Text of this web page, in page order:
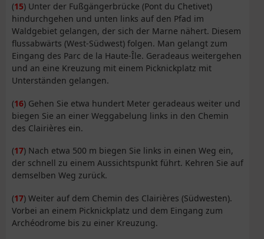
(15) Unter der Fußgängerbrücke (Pont du Chetivet)
hindurchgehen und unten links auf den Pfad im
Waldgebiet gelangen, der sich der Marne nähert. Diesem
flussabwärts (West-Südwest) folgen. Man gelangt zum
Eingang des Parc de la Haute-Île. Geradeaus weitergehen
und an eine Kreuzung mit einem Picknickplatz mit
Unterständen gelangen.
(16) Gehen Sie etwa hundert Meter geradeaus weiter und
biegen Sie an einer Weggabelung links in den Chemin
des Clairières ein.
(17) Nach etwa 500 m biegen Sie links in einen Weg ein,
der schnell zu einem Aussichtspunkt führt. Kehren Sie auf
demselben Weg zurück.
(17) Weiter auf dem Chemin des Clairières (Südwesten).
Vorbei an einem Picknickplatz und dem Eingang zum
Archéodrome bis zu einer Kreuzung.